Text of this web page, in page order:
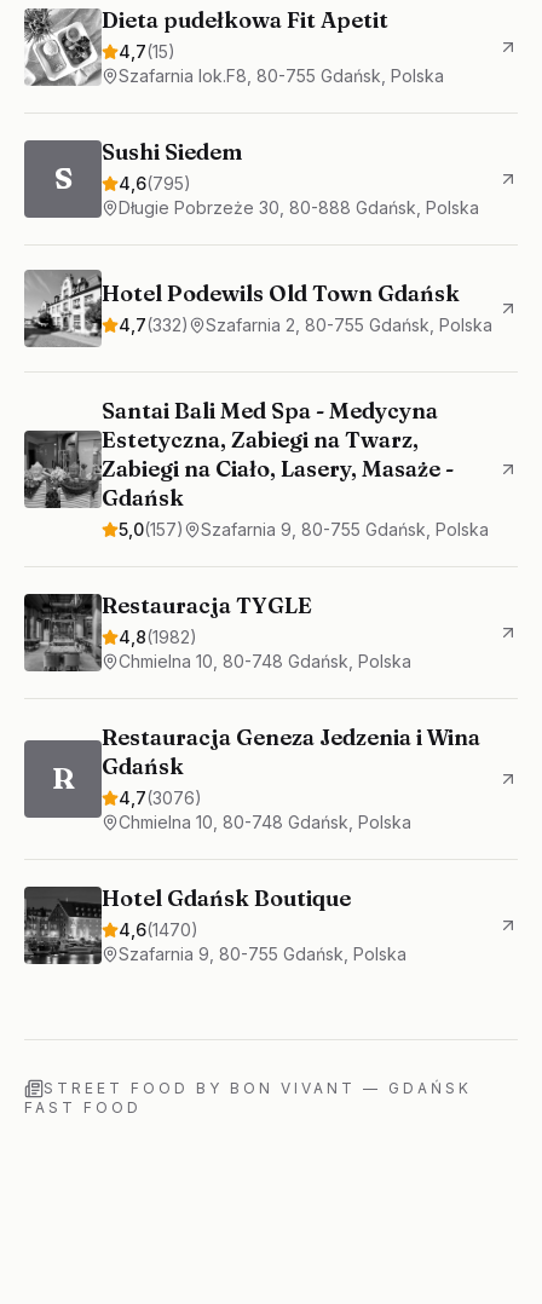
Dieta pudełkowa Fit Apetit
4,7(15)
Szafarnia lok.F8, 80-755 Gdańsk, Polska
S
Sushi Siedem
4,6(795)
Długie Pobrzeże 30, 80-888 Gdańsk, Polska
Hotel Podewils Old Town Gdańsk
4,7(332) Szafarnia 2, 80-755 Gdańsk, Polska
Santai Bali Med Spa - Medycyna
Estetyczna, Zabiegi na Twarz,
Zabiegi na Ciało, Lasery, Masaże -
Gdańsk
5,0(157) Szafarnia 9, 80-755 Gdańsk, Polska
Restauracja TYGLE
4,8(1982)
Chmielna 10, 80-748 Gdańsk, Polska
R
Restauracja Geneza Jedzenia i Wina
Gdańsk
4,7(3076)
Chmielna 10, 80-748 Gdańsk, Polska
Hotel Gdańsk Boutique
4,6(1470)
Szafarnia 9, 80-755 Gdańsk, Polska
STREET FOOD BY BON VIVANT — GDAŃSK
FAST FOOD